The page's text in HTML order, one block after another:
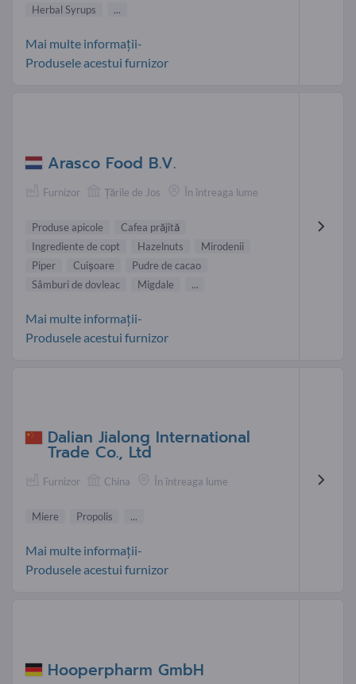
Herbal Syrups ...
Mai multe informații-
Produsele acestui furnizor
Arasco Food B.V.
Furnizor Țările de Jos În întreaga lume
Produse apicole
Cafea prăjită
Ingrediente de copt
Hazelnuts
Mirodenii
Piper
Cuișoare
Pudre de cacao
Sâmburi de dovleac
Migdale ...
Mai multe informații-
Produsele acestui furnizor
Dalian Jialong International
Trade Co., Ltd
Furnizor China În întreaga lume
Miere Propolis ...
Mai multe informații-
Produsele acestui furnizor
Hooperpharm GmbH